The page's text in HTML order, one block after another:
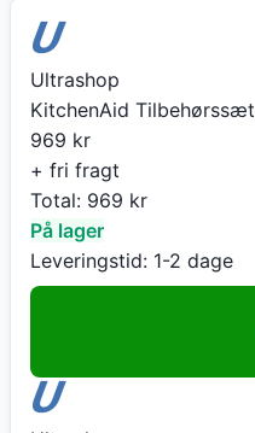
Ultrashop
KitchenAid Tilbehørssæt
969 kr
+ fri fragt
Total: 969 kr
På lager
Leveringstid: 1-2 dage